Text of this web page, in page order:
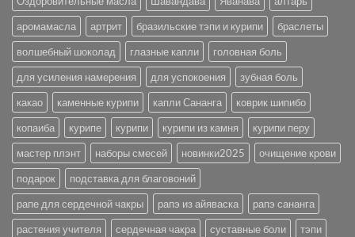
аромамасла
артрит бразильские тэпи и курипи
браслеты
волшебный шоколад
глазные капли
головная боль
для усиления намерения
для успокоения
зубная боль
какао
каменные курипи капли Сананга
коврик шипибо
копаиба
курипе курипи курипи из камня
курипи перу
мастер плэнт
наборы смесей новинки2025
очищение крови
подарок
подставка для благовоний
рапе для сердечной чакры
рапэ из айяваска
рапэ сананга
растения учителя
сердечная чакра суставные боли
тэпи